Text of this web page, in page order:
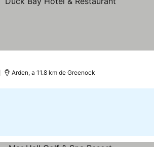
Arden, a 11.8 km de Greenock